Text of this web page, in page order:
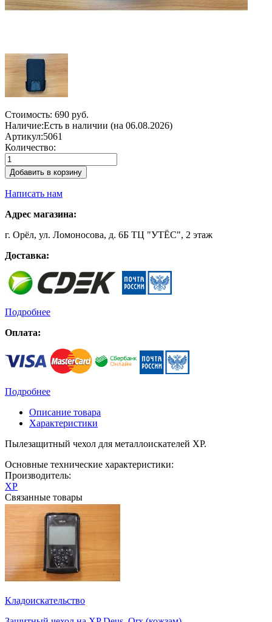
Стоимость: 690 руб.
Наличие:Есть в наличии (на 06.08.2026)
Артикул:5061
Количество:
Добавить в корзину
Написать нам
Адрес магазина:
г. Орёл, ул. Ломоносова, д. 6Б ТЦ "УТЁС", 2 этаж
Доставка:
Подробнее
Оплата:
Подробнее
Описание товара
Характеристики
Пылезащитный чехол для металлоискателей XP.
Основные технические характеристики:
Производитель:
XP
Связанные товары
Кладоискательство